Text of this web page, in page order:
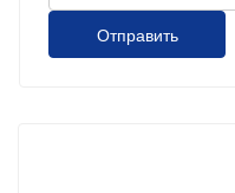
Отправить